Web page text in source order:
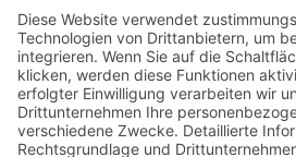
Datenschutz